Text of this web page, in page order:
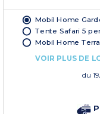
Mobil Home
Tente Safari 5
Mobil Home
VOIR PLUS DE
du